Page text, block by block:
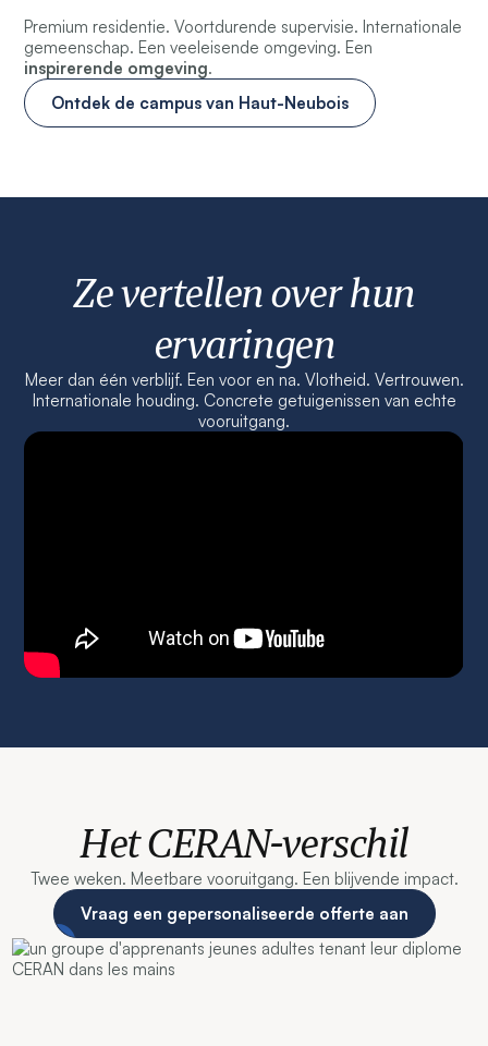
Premium residentie. Voortdurende supervisie. Internationale
gemeenschap. Een veeleisende omgeving. Een
inspirerende omgeving.
Ontdek de campus van Haut-Neubois
Ze vertellen over hun
ervaringen
Meer dan één verblijf. Een voor en na. Vlotheid. Vertrouwen.
Internationale houding. Concrete getuigenissen van echte
vooruitgang.
Het CERAN-verschil
Twee weken. Meetbare vooruitgang. Een blijvende impact.
Vraag een gepersonaliseerde offerte aan